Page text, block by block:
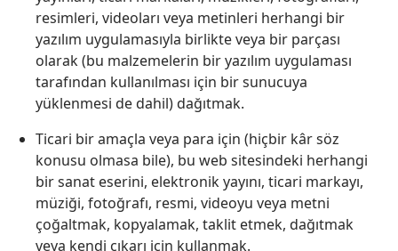
resimleri, videoları veya metinleri herhangi bir
yazılım uygulamasıyla birlikte veya bir parçası
olarak (bu malzemelerin bir yazılım uygulaması
tarafından kullanılması için bir sunucuya
yüklenmesi de dahil) dağıtmak.
Ticari bir amaçla veya para için (hiçbir kâr söz
konusu olmasa bile), bu web sitesindeki herhangi
bir sanat eserini, elektronik yayını, ticari markayı,
müziği, fotoğrafı, resmi, videoyu veya metni
çoğaltmak, kopyalamak, taklit etmek, dağıtmak
veya kendi çıkarı için kullanmak.